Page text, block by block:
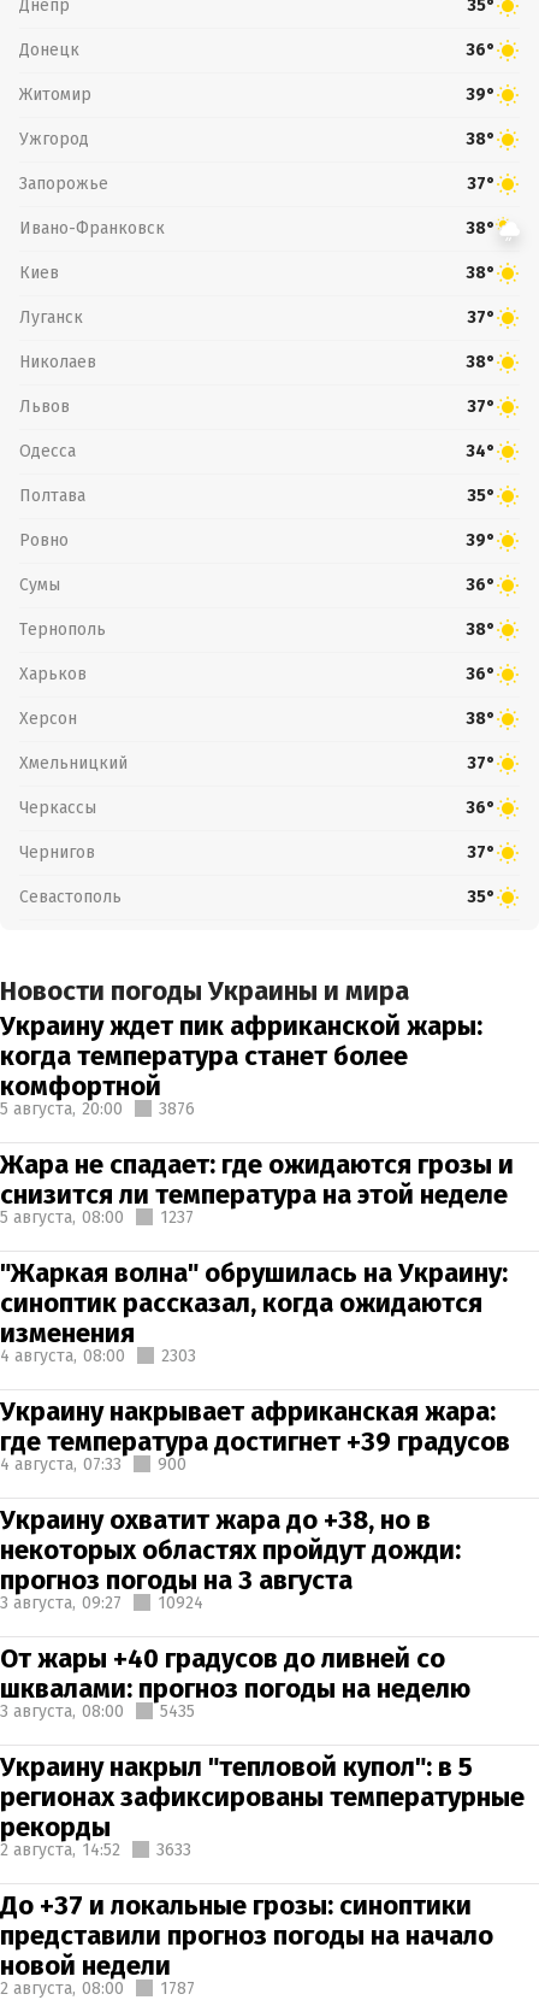
Днепр 35°
Донецк 36°
Житомир 39°
Ужгород 38°
Запорожье 37°
Ивано-Франковск 38°
Киев 38°
Луганск 37°
Николаев 38°
Львов 37°
Одесса 34°
Полтава 35°
Ровно 39°
Сумы 36°
Тернополь 38°
Харьков 36°
Херсон 38°
Хмельницкий 37°
Черкассы 36°
Чернигов 37°
Севастополь 35°
Новости погоды Украины и мира
Украину ждет пик африканской жары:
когда температура станет более
комфортной
5 августа, 20:00 3876
Жара не спадает: где ожидаются грозы и
снизится ли температура на этой неделе
5 августа, 08:00 1237
"Жаркая волна" обрушилась на Украину:
синоптик рассказал, когда ожидаются
изменения
4 августа, 08:00 2303
Украину накрывает африканская жара:
где температура достигнет +39 градусов
4 августа, 07:33 900
Украину охватит жара до +38, но в
некоторых областях пройдут дожди:
прогноз погоды на 3 августа
3 августа, 09:27 10924
От жары +40 градусов до ливней со
шквалами: прогноз погоды на неделю
3 августа, 08:00 5435
Украину накрыл "тепловой купол": в 5
регионах зафиксированы температурные
рекорды
2 августа, 14:52 3633
До +37 и локальные грозы: синоптики
представили прогноз погоды на начало
новой недели
2 августа, 08:00 1787